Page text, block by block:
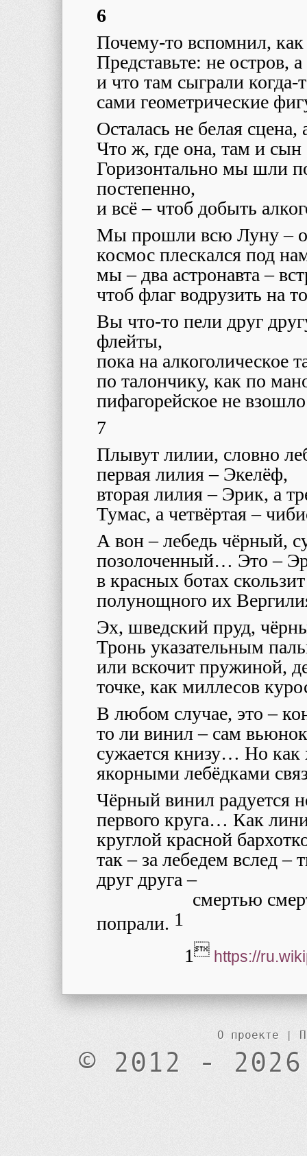
6
Почему-то вспомнил,
Представьте: не остров,
и что там сыграли
сами геометрические
Осталась не белая
Что ж, где она, там и
Горизонтально мы шли
постепенно,
и всё – чтоб добыть
Мы прошли всю Луну –
космос плескался под
мы – два астронавта –
чтоб флаг водрузить на
Вы что-то пели друг
флейты,
пока на алкоголическое
по талончику, как по
пифагорейское не
7
Плывут лилии, словно
первая лилия – Экелёф,
вторая лилия – Эрик, а
Тумас, а четвёртая –
А вон – лебедь чёрный,
позолоченный… Это –
в красных ботах
полунощного их
Эх, шведский пруд,
Тронь указательным
или вскочит пружиной,
точке, как миллесов
В любом случае, это –
то ли винил – сам
сужается книзу… Но
якорными лебёдками
Чёрный винил радуется
первого круга… Как
круглой красной
так – за лебедем вслед
друг друга –
смертью
попрали. 1
1 https://
О проекте |
© 2012 -